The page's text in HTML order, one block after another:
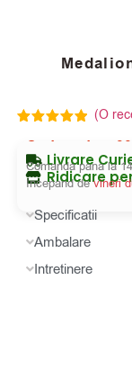
5.00 din 5
pe baza
unei singure
evaluări
(O
Cod produs:
Livrare
Comanda pana la
Ridicare
Incepand devineri
Specificatii
Ambalare
Intretinere